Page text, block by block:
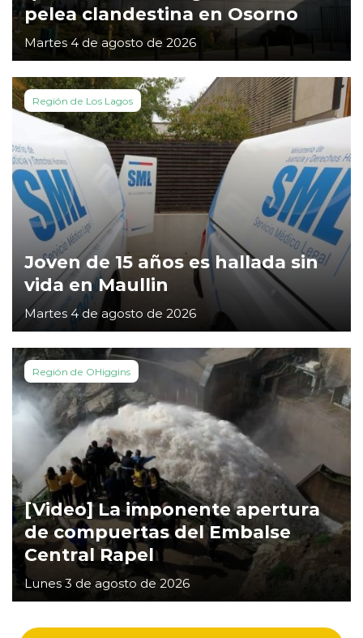
pelea clandestina en Osorno
Martes 4 de agosto de 2026
Región de Los Lagos
Joven de 15 años es hallada sin
vida en Maullin
Martes 4 de agosto de 2026
Región de OHiggins
[Video] La imponente apertura
de compuertas del Embalse
Central Rapel
Lunes 3 de agosto de 2026